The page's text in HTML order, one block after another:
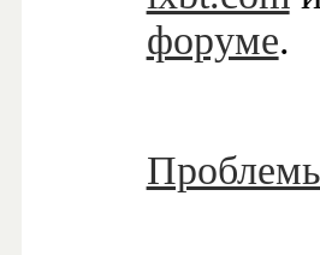
форуме.